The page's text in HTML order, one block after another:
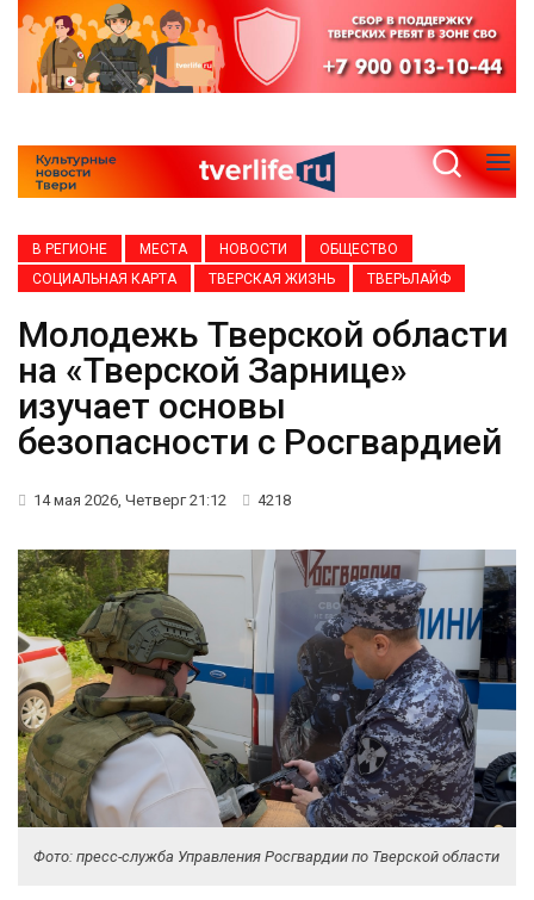
В РЕГИОНЕ МЕСТА НОВОСТИ
ОБЩЕСТВО
СОЦИАЛЬНАЯ КАРТА
ТВЕРСКАЯ ЖИЗНЬ ТВЕРЬЛАЙФ
Молодежь Тверской области
на «Тверской Зарнице»
изучает основы
безопасности с Росгвардией
14 мая 2026, Четверг 21:12 4218
Фото: пресс-служба Управления Росгвардии по Тверской области